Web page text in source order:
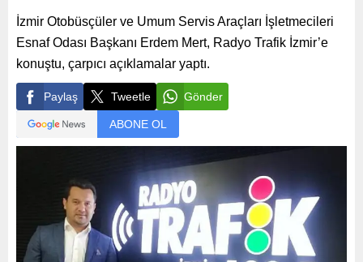
İzmir Otobüsçüler ve Umum Servis Araçları İşletmecileri
Esnaf Odası Başkanı Erdem Mert, Radyo Trafik İzmir’e
konuştu, çarpıcı açıklamalar yaptı.
Paylaş Tweetle Gönder
ABONE OL